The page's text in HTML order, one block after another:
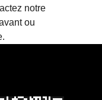
notre
ou